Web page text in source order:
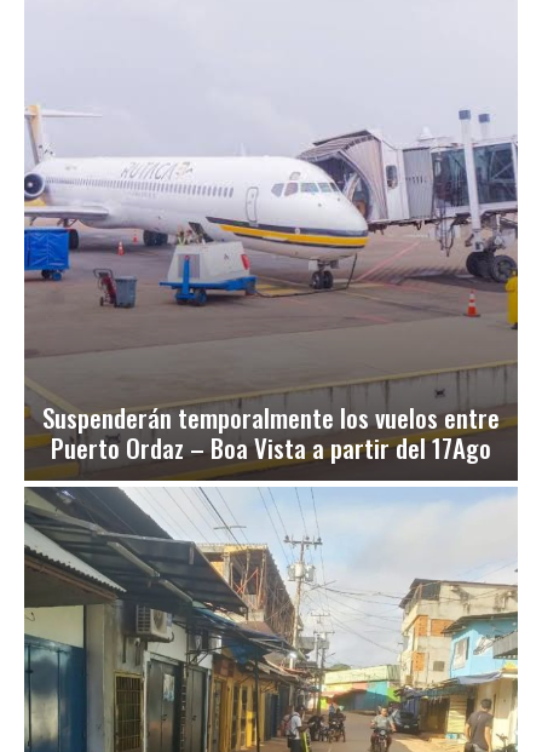
Suspenderán temporalmente los vuelos entre
Puerto Ordaz – Boa Vista a partir del 17Ago